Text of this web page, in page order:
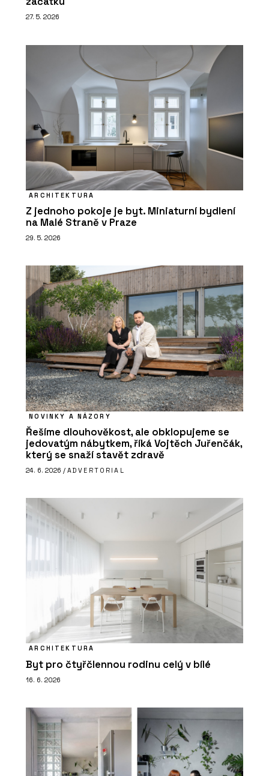
27. 5. 2026
ARCHITEKTURA
Z jednoho pokoje je byt. Miniaturní bydlení
na Malé Straně v Praze
29. 5. 2026
NOVINKY A NÁZORY
Řešíme dlouhověkost, ale obklopujeme se
jedovatým nábytkem, říká Vojtěch Juřenčák,
který se snaží stavět zdravě
24. 6. 2026 / ADVERTORIAL
ARCHITEKTURA
Byt pro čtyřčlennou rodinu celý v bílé
16. 6. 2026